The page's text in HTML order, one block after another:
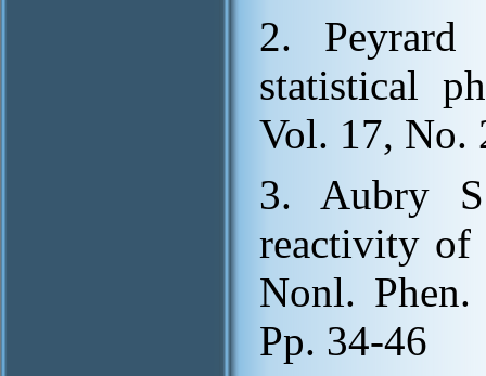
2. Peyrard
statistical
Vol. 17, No.
3. Aubry
reactivity of
Nonl.
Pp. 34-46